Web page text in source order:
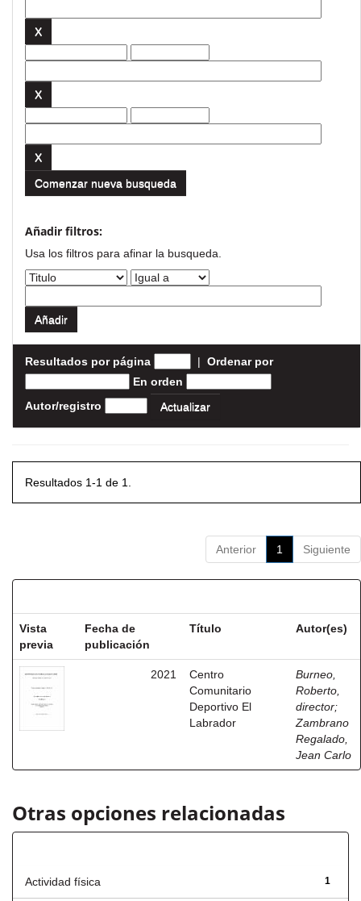
Comenzar nueva busqueda
Añadir filtros:
Usa los filtros para afinar la busqueda.
Resultados por página | Ordenar por
En orden
Autor/registro
Resultados 1-1 de 1.
Anterior 1 Siguiente
Vista
previa
Fecha de
publicación
Título Autor(es)
2021
Centro
Comunitario
Deportivo El
Labrador
Burneo,
Roberto,
director;
Zambrano
Regalado,
Jean Carlo
Otras opciones relacionadas
1
Actividad física